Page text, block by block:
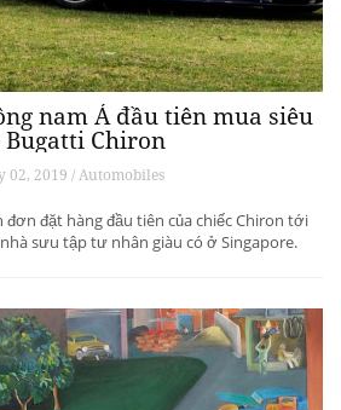
nam Á đầu tiên mua siêu
Bugatti Chiron
02, 2019 / Automobiles
đặt hàng đầu tiên của chiếc Chiron tới
sưu tập tư nhân giàu có ở Singapore.